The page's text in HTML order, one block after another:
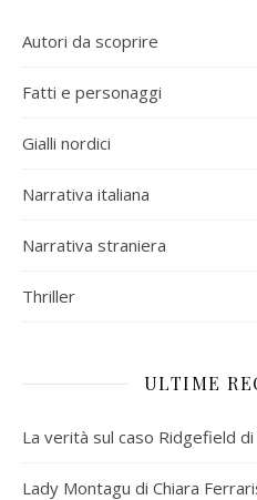
Autori da scoprire
Fatti e personaggi
Gialli nordici
Narrativa italiana
Narrativa straniera
Thriller
ULTIME
La verità sul caso Ridgefield
Lady Montagu di Chiara